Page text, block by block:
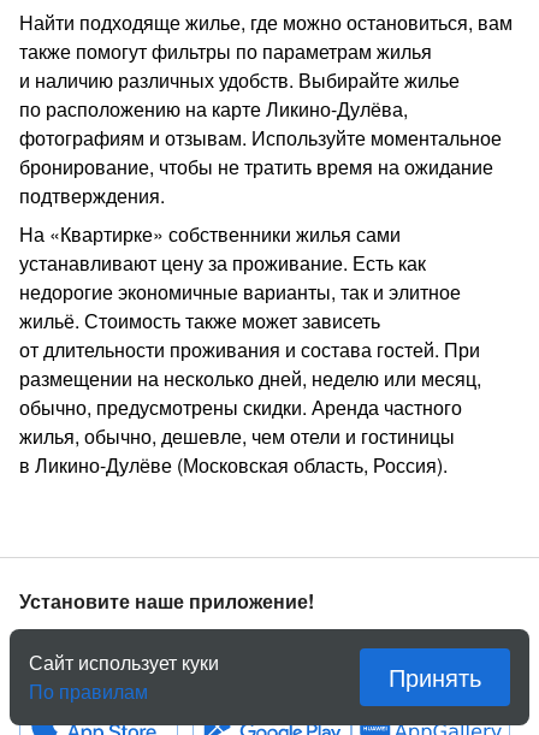
Найти подходяще жилье, где можно остановиться, вам
также помогут фильтры по параметрам жилья
и наличию различных удобств. Выбирайте жилье
по расположению на карте Ликино-Дулёва,
фотографиям и отзывам. Используйте моментальное
бронирование, чтобы не тратить время на ожидание
подтверждения.
На «Квартирке» собственники жилья сами
устанавливают цену за проживание. Есть как
недорогие экономичные варианты, так и элитное
жильё. Стоимость также может зависеть
от длительности проживания и состава гостей. При
размещении на несколько дней, неделю или месяц,
обычно, предусмотрены скидки. Аренда частного
жилья, обычно, дешевле, чем отели и гостиницы
в Ликино-Дулёве (Московская область, Россия).
Установите наше приложение!
в телефоне.
Сайт использует куки
По правилам
Принять